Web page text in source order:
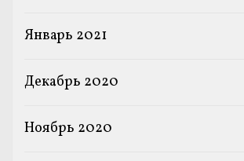
Январь 2021
Декабрь 2020
Ноябрь 2020